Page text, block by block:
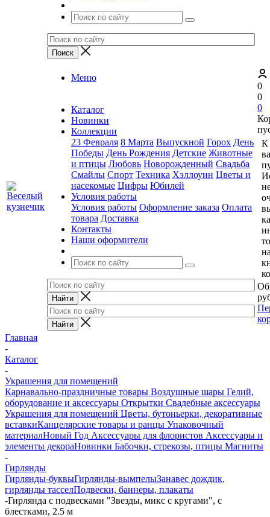
Меню
Каталог
Новинки
Коллекции
23 Февраля 8 Марта Выпускной Горох День
Победы День Рождения Детские Животные
и птицы Любовь Новорожденный Свадьба
Смайлы Спорт Техника Хэллоуин Цветы и
насекомые Цифры Юбилей
Условия работы
Условия работы Оформление заказа Оплата
товара Доставка
Контакты
Наши оформители
0
0
0
К
Главная
-
Каталог
-
Украшения для помещений
Карнавально-праздничные товары Воздушные шары Гелий,
оборудование и аксессуары Открытки Свадебные аксессуары
Украшения для помещений Цветы, бутоньерки, декоративные
вставкиКанцелярские товары и ранцы Упаковочный
материалНовый Год Аксессуары для флористов Аксессуары и
элементы декораНовинки Бабочки, стрекозы, птицы Магниты
-
Гирлянды
Гирлянды-буквыГирлянды-вымпелыЗанавес дождик,
гирлянды тасселПодвески, баннеры, плакаты
-Гирлянда с подвесками "Звезды, микс с кругами", с
блестками, 2.5 м